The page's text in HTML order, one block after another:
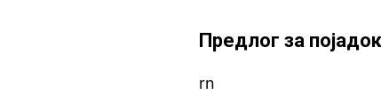
Предлог за
rn